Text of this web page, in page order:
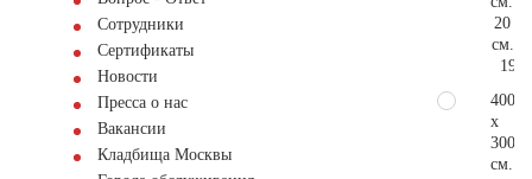
Сотрудники
Сертификаты
Новости
Пресса о нас
Вакансии
Кладбища Москвы
20
см.
400
x
300
см.